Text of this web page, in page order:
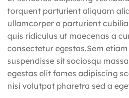
torquent parturient aliquam
ullamcorper a parturient
quis ridiculus ut maecenas a
consectetur egestas.Sem
suspendisse sit sociosqu
egestas elit fames adipiscing
nisi volutpat pharetra sed a